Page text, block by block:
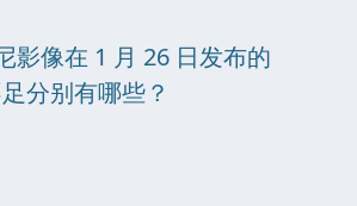
影像在 1 月 26 日发布的
分别有哪些？